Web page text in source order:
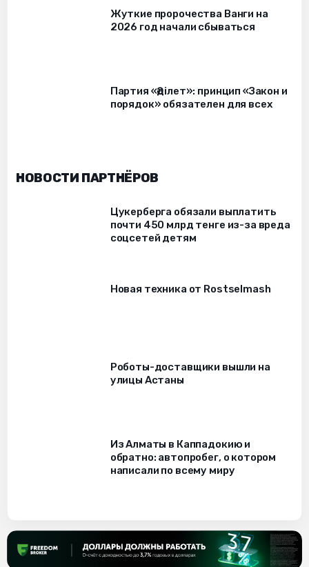
Жуткие пророчества Ванги на
2026 год начали сбываться
Партия «Әділет»: принцип «Закон и
порядок» обязателен для всех
НОВОСТИ ПАРТНЁРОВ
Цукерберга обязали выплатить
почти 450 млрд тенге из-за вреда
соцсетей детям
Новая техника от Rostselmash
Роботы-доставщики вышли на
улицы Астаны
Из Алматы в Каппадокию и
обратно: автопробег, о котором
написали по всему миру